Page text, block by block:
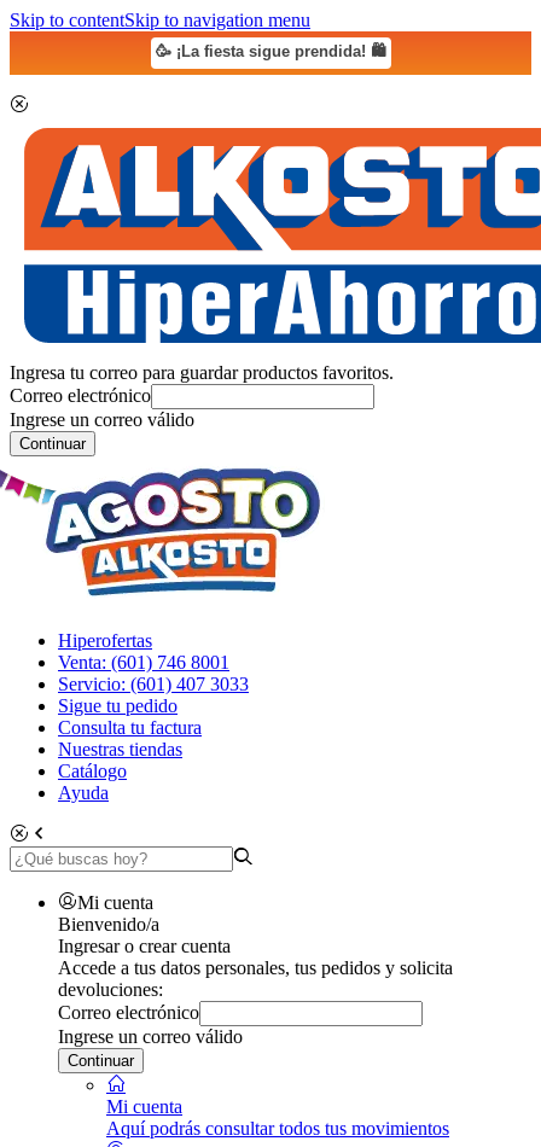
Skip to contentSkip to navigation menu
🥳 ¡La fiesta sigue prendida! 🛍️
Ingresa tu correo para guardar productos favoritos.
Correo electrónico
Ingrese un correo válido
Continuar
Hiperofertas
Venta: (601) 746 8001
Servicio: (601) 407 3033
Sigue tu pedido
Consulta tu factura
Nuestras tiendas
Catálogo
Ayuda
Mi cuenta
Bienvenido/a
Ingresar o crear cuenta
Accede a tus datos personales, tus pedidos y solicita
devoluciones:
Correo electrónico
Ingrese un correo válido
Continuar
Mi cuenta
Aquí podrás consultar todos tus movimientos